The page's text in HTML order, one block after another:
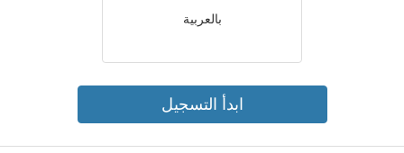
بالعربية
ابدأ التسجيل